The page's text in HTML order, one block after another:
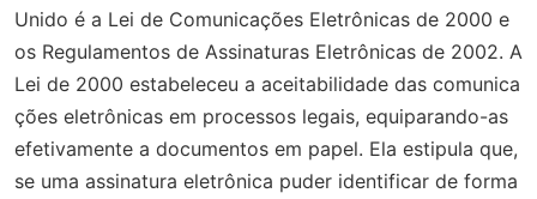
Unido é a Lei de Comunicações Eletrônicas de 2000 e
os Regulamentos de Assinaturas Eletrônicas de 2002. A
Lei de 2000 estabeleceu a aceitabilidade das comunica
ções eletrônicas em processos legais, equiparando-as
efetivamente a documentos em papel. Ela estipula que,
se uma assinatura eletrônica puder identificar de forma